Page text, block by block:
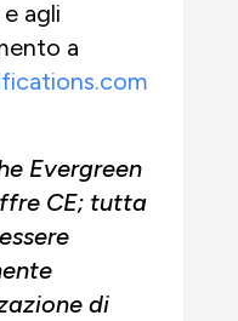
agli
a
Evergreen
CE; tutta
di